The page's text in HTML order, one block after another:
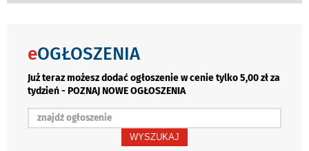
eOGŁOSZENIA
Już teraz możesz dodać ogłoszenie w cenie tylko 5,00 zł za
tydzień - POZNAJ NOWE OGŁOSZENIA
WYSZUKAJ